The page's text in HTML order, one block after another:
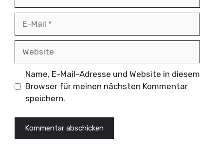
Name, E-Mail-Adresse und Website in diesem
Browser für meinen nächsten Kommentar
speichern.